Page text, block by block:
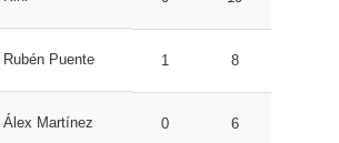
Rubén Puente 1 8
Álex Martínez 0 6